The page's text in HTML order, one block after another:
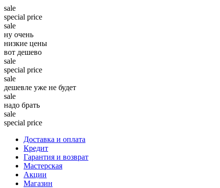
sale
special price
sale
ну очень
низкие цены
вот дешево
sale
special price
sale
дешевле уже не будет
sale
надо брать
sale
special price
Доставка и оплата
Кредит
Гарантия и возврат
Мастерская
Акции
Магазин